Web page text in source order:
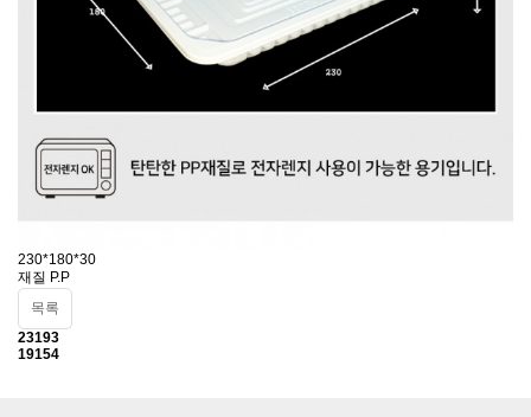
230*180*30
재질 P.P
목록
23193
19154